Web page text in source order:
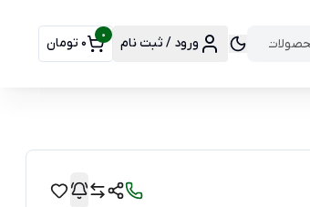
ورود / ثبت نام 0 0 تومان